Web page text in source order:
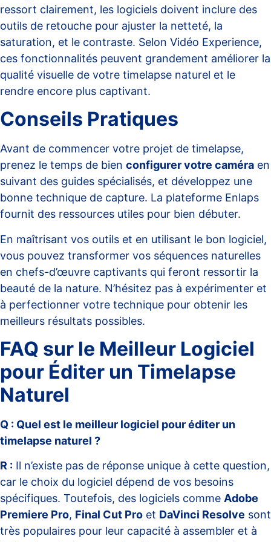
ressort clairement, les logiciels doivent inclure des
outils de retouche pour ajuster la netteté, la
saturation, et le contraste. Selon Vidéo Experience,
ces fonctionnalités peuvent grandement améliorer la
qualité visuelle de votre timelapse naturel et le
rendre encore plus captivant.
Conseils Pratiques
Avant de commencer votre projet de timelapse,
prenez le temps de bien configurer votre caméra en
suivant des guides spécialisés, et développez une
bonne technique de capture. La plateforme Enlaps
fournit des ressources utiles pour bien débuter.
En maîtrisant vos outils et en utilisant le bon logiciel,
vous pouvez transformer vos séquences naturelles
en chefs-d’œuvre captivants qui feront ressortir la
beauté de la nature. N’hésitez pas à expérimenter et
à perfectionner votre technique pour obtenir les
meilleurs résultats possibles.
FAQ sur le Meilleur Logiciel
pour Éditer un Timelapse
Naturel
Q : Quel est le meilleur logiciel pour éditer un
timelapse naturel ?
R : Il n’existe pas de réponse unique à cette question,
car le choix du logiciel dépend de vos besoins
spécifiques. Toutefois, des logiciels comme Adobe
Premiere Pro, Final Cut Pro et DaVinci Resolve sont
très populaires pour leur capacité à assembler et à